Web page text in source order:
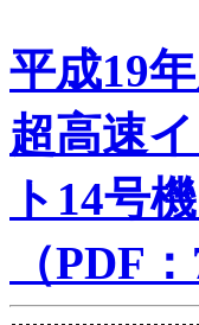
平成19
超高速
ト14号
（PDF